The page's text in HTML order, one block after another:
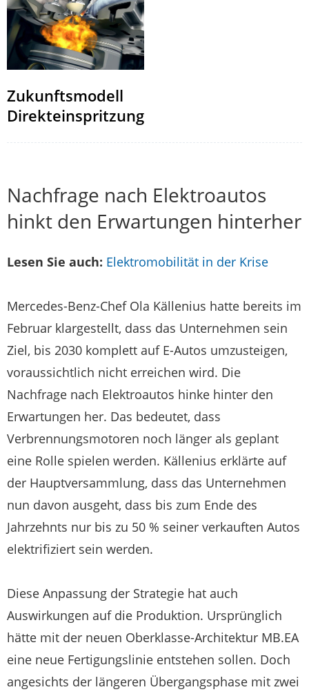
Zukunftsmodell
Direkteinspritzung
Nachfrage nach Elektroautos
hinkt den Erwartungen hinterher
Lesen Sie auch: Elektromobilität in der Krise
Mercedes-Benz-Chef Ola Källenius hatte bereits im
Februar klargestellt, dass das Unternehmen sein
Ziel, bis 2030 komplett auf E-Autos umzusteigen,
voraussichtlich nicht erreichen wird. Die
Nachfrage nach Elektroautos hinke hinter den
Erwartungen her. Das bedeutet, dass
Verbrennungsmotoren noch länger als geplant
eine Rolle spielen werden. Källenius erklärte auf
der Hauptversammlung, dass das Unternehmen
nun davon ausgeht, dass bis zum Ende des
Jahrzehnts nur bis zu 50 % seiner verkauften Autos
elektrifiziert sein werden.
Diese Anpassung der Strategie hat auch
Auswirkungen auf die Produktion. Ursprünglich
hätte mit der neuen Oberklasse-Architektur MB.EA
eine neue Fertigungslinie entstehen sollen. Doch
angesichts der längeren Übergangsphase mit zwei